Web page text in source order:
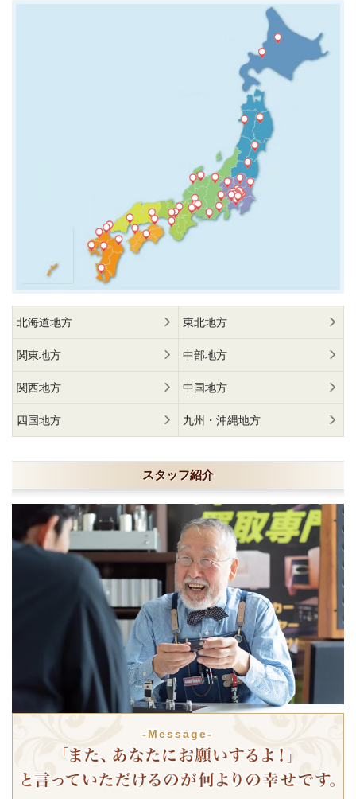
北海道地方 東北地方
関東地方 中部地方
関西地方 中国地方
四国地方 九州・沖縄地方
スタッフ紹介
-Message-